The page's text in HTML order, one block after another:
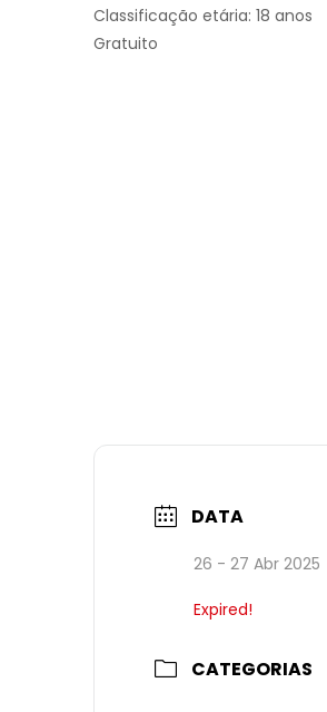
Classificação etária: 18 anos
Gratuito
DATA
26 - 27 Abr 2025
Expired!
CATEGORIAS